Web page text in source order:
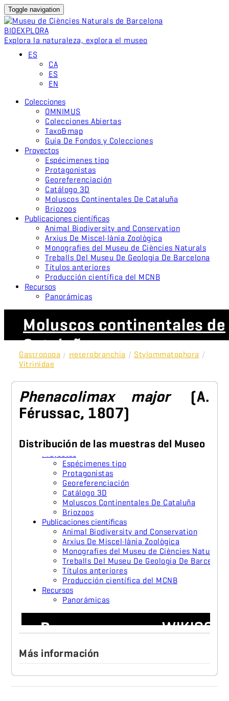
Toggle navigation
BIOEXPLORA
Explora la naturaleza, explora el museo
ES
CA
ES
EN
Colecciones
OMNIMUS
Colecciones Abiertas
Taxo&map
Guía De Fondos y Colecciones
Proyectos
Espécimenes tipo
Protagonistas
Georeferenciación
Catálogo 3D
Moluscos Continentales De Cataluña
Briozoos
Publicaciones científicas
Animal Biodiversity and Conservation
Arxius De Miscel·lània Zoològica
Monografies del Museu de Ciències Naturals
Treballs Del Museu De Geologia De Barcelona
Títulos anteriores
Producción científica del MCNB
Recursos
Panorámicas
Moluscos continentales de
Cataluña
Gastropoda / Heterobranchia / Stylommatophora /
Vitrinidae
Phenacolimax major
(A.
Férussac, 1807)
Distribución de las muestras del Museo
Más información